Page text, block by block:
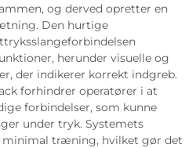
og derved opretter en
Den hurtige
herunder visuelle og
der indikerer korrekt indgreb.
forhindrer operatører i at
forbindelser, som kunne
under tryk. Systemets
træning, hvilket gør det